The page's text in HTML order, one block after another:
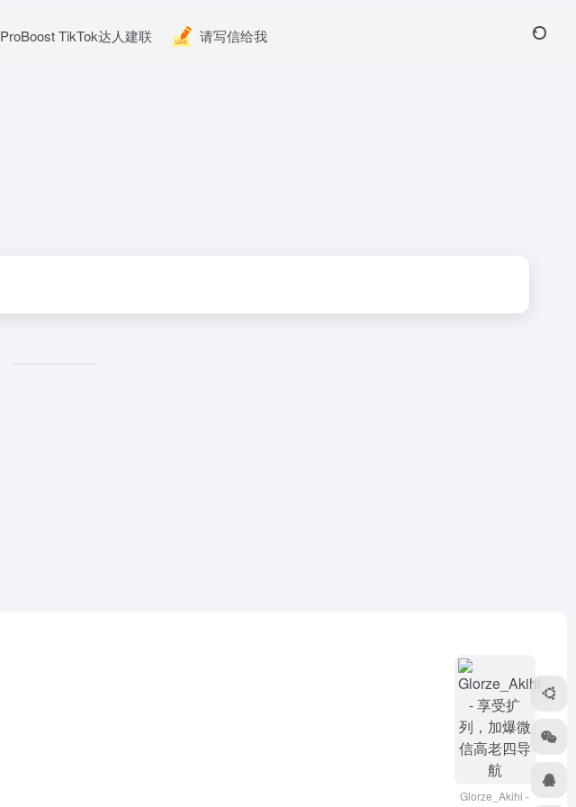
ProBoost TikTok达人建联 请写信给我
Glorze_Akihi -